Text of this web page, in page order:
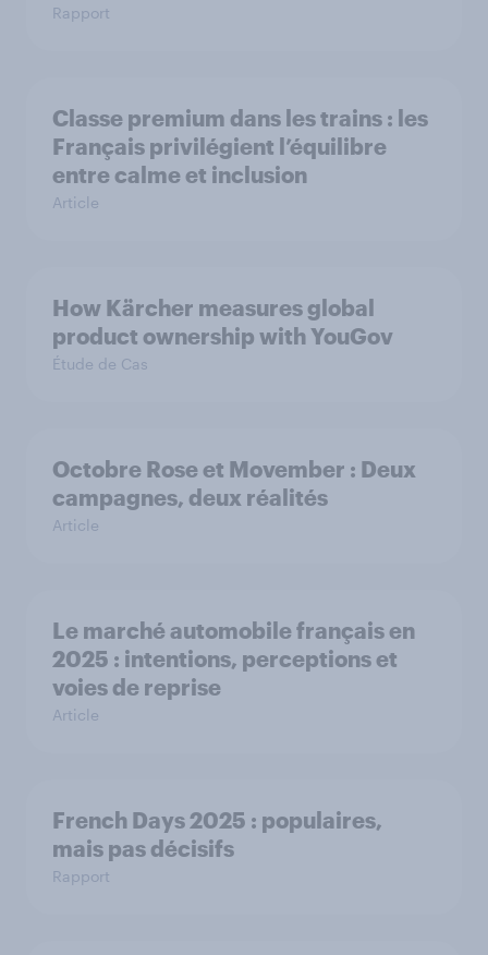
Rapport
Classe premium dans les trains : les
Français privilégient l’équilibre
entre calme et inclusion
Article
How Kärcher measures global
product ownership with YouGov
Étude de Cas
Octobre Rose et Movember : Deux
campagnes, deux réalités
Article
Le marché automobile français en
2025 : intentions, perceptions et
voies de reprise
Article
French Days 2025 : populaires,
mais pas décisifs
Rapport